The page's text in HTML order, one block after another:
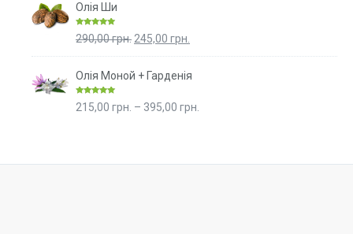
Олія Ши
Rated
5.00
out of 5
290,00грн. Original
price
was:
245,00 грн.
price
is:
Олія Моной + Гарденія
Rated 5.00
out of 5
215,00 грн. – 395,00 грн.